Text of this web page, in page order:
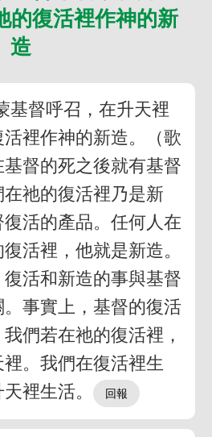
的復活裡作神的新
造
基督呼召，在升天裡
裡作神的新造。（歌
基督的死之後就有基督
祂的復活裡乃是新
活的產品。任何人在
活裡，他就是新造。
復活和新造的事與基督
事實上，基督的復活
們若在祂的復活裡，
。我們在復活裡生
裡生活。